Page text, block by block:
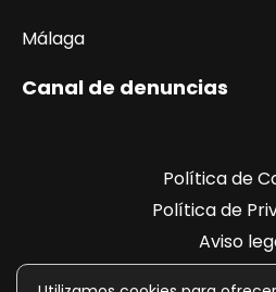
Málaga
Canal de denuncias
Política de
Política de
Aviso
Registro de